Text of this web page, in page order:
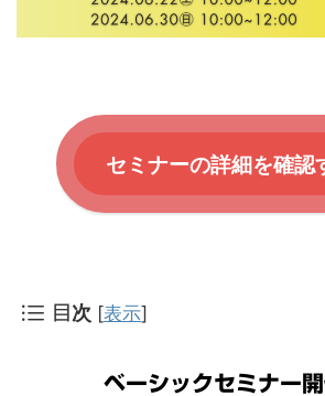
セミナーの詳細を確認
目次 [表示]
ベーシックセミナー